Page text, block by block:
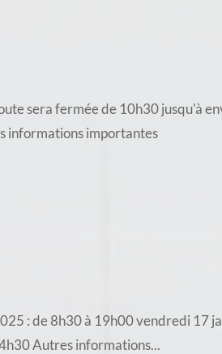
sera fermée de 10h30 jusqu'à
informations importantes
: de 8h30 à 19h00 vendredi 17
Autres informations...